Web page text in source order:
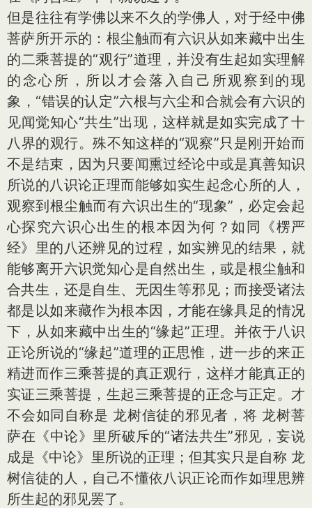
但是往往有学佛以来不久的学佛人，对于经中佛
菩萨所开示的：根尘触而有六识从如来藏中出生
的二乘菩提的“观行”道理，并没有生起如实理解
的念心所，所以才会落入自己所观察到的现
象，“错误的认定”六根与六尘和合就会有六识的
见闻觉知心“共生”出现，这样就是如实完成了十
八界的观行。殊不知这样的“观察”只是刚开始而
不是结束，因为只要闻熏过经论中或是真善知识
所说的八识论正理而能够如实生起念心所的人，
观察到根尘触而有六识出生的“现象”，必定会起
心探究六识心出生的根本因为何？如同《楞严
经》里的八还辨见的过程，如实辨见的结果，就
能够离开六识觉知心是自然出生，或是根尘触和
合共生，还是自生、无因生等邪见；而接受诸法
都是以如来藏作为根本因，才能在缘具足的情况
下，从如来藏中出生的“缘起”正理。并依于八识
正论所说的“缘起”道理的正思惟，进一步的来正
精进而作三乘菩提的真正观行，这样才能真正的
实证三乘菩提，生起三乘菩提的正念与正定。才
不会如同自称是 龙树信徒的邪见者，将 龙树菩
萨在《中论》里所破斥的“诸法共生”邪见，妄说
成是《中论》里所说的正理；但其实只是自称 龙
树信徒的人，自己不懂依八识正论而作如理思辨
所生起的邪见罢了。